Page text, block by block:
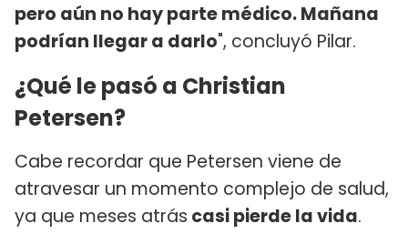
pero aún no hay parte médico. Mañana
podrían llegar a darlo", concluyó Pilar.
¿Qué le pasó a Christian
Petersen?
Cabe recordar que Petersen viene de
atravesar un momento complejo de salud,
ya que meses atrás casi pierde la vida.